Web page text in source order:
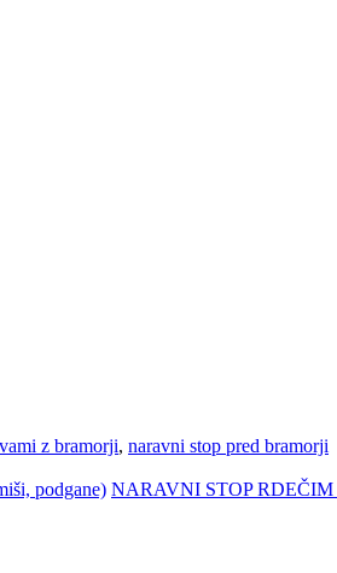
z bramorji, naravni stop pred bramorji
podgane) NARAVNI STOP